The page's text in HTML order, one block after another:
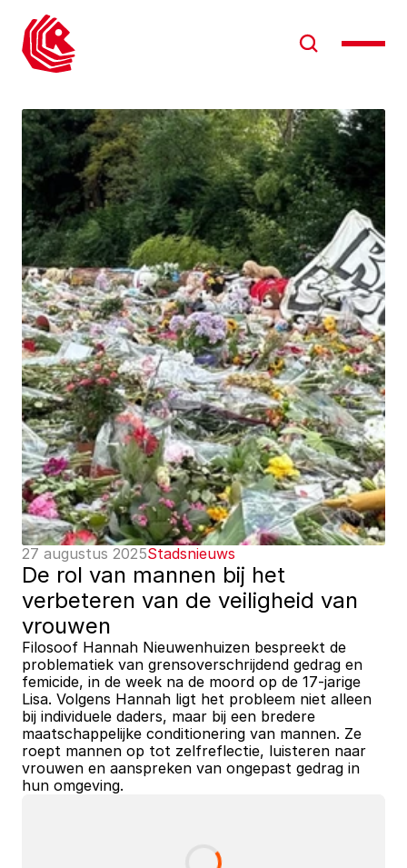
27 augustus 2025Stadsnieuws
De rol van mannen bij het
verbeteren van de veiligheid van
vrouwen
Filosoof Hannah Nieuwenhuizen bespreekt de
problematiek van grensoverschrijdend gedrag en
femicide, in de week na de moord op de 17-jarige
Lisa. Volgens Hannah ligt het probleem niet alleen
bij individuele daders, maar bij een bredere
maatschappelijke conditionering van mannen. Ze
roept mannen op tot zelfreflectie, luisteren naar
vrouwen en aanspreken van ongepast gedrag in
hun omgeving.